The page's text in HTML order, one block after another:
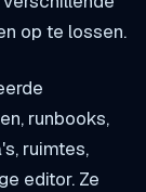
op te lossen.
runbooks,
ruimtes,
editor. Ze